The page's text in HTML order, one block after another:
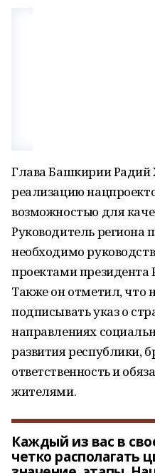
Глава Башкирии Радий
реализацию
возможностью для
Руководитель региона
необходимо
проектами
Также он отметил, что
подписывать указ о
направлениях
развития республики,
ответственность и
жителями.
Каждый из вас в
четко располагать